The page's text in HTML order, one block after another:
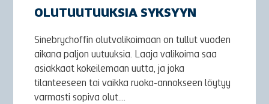
OLUTUUTUUKSIA SYKSYYN
Sinebrychoffin olutvalikoimaan on tullut vuoden
aikana paljon uutuuksia. Laaja valikoima saa
asiakkaat kokeilemaan uutta, ja joka
tilanteeseen tai vaikka ruoka-annokseen löytyy
varmasti sopiva olut....